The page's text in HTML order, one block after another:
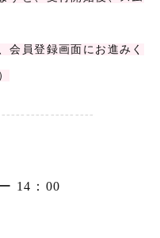
会員登録画面にお進みく
14：00